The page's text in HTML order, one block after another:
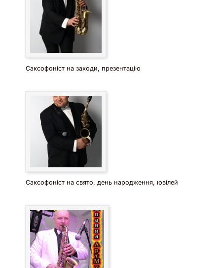
Саксофоніст на заходи, презентацію
Саксофоніст на свято, день народження, ювілей